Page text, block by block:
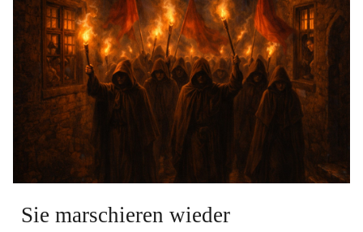
Sie marschieren wieder